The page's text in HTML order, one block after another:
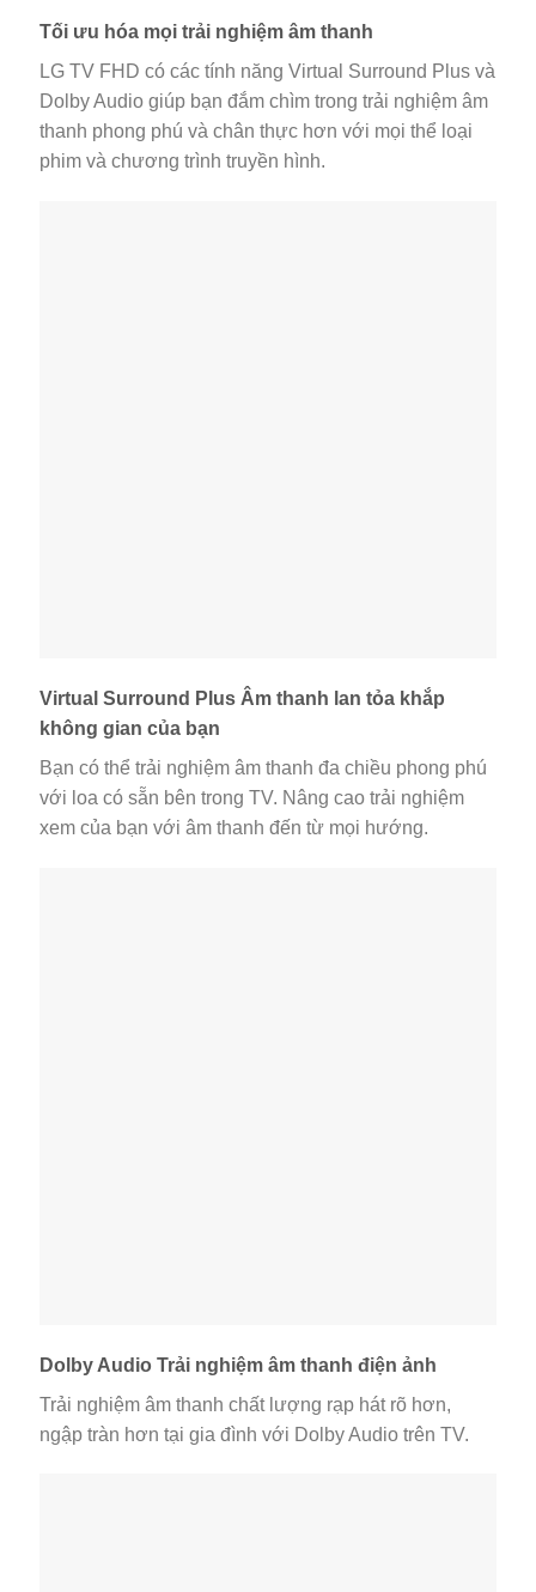
Tối ưu hóa mọi trải nghiệm âm thanh
LG TV FHD có các tính năng Virtual Surround Plus và
Dolby Audio giúp bạn đắm chìm trong trải nghiệm âm
thanh phong phú và chân thực hơn với mọi thể loại
phim và chương trình truyền hình.
Virtual Surround Plus Âm thanh lan tỏa khắp
không gian của bạn
Bạn có thể trải nghiệm âm thanh đa chiều phong phú
với loa có sẵn bên trong TV. Nâng cao trải nghiệm
xem của bạn với âm thanh đến từ mọi hướng.
Dolby Audio Trải nghiệm âm thanh điện ảnh
Trải nghiệm âm thanh chất lượng rạp hát rõ hơn,
ngập tràn hơn tại gia đình với Dolby Audio trên TV.